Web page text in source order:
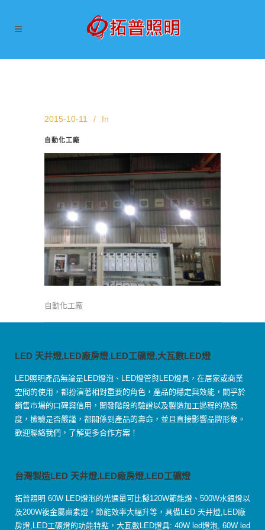
2015-10-11 In
自動化工廠
自動化工廠
LED 天井燈,LED廠房燈,LED工礦燈,大瓦數LED燈
LED照明產品無論是LED燈泡、LED燈管與LED燈具，在居家或商業
空間的使用，都扮演著相對重要的角色，產品的穩定與效能，關乎於
銷售市場的口碑與信用，開發階段的驗證以及製造加工過程的熟悉
度，檢驗是否嚴謹，都關係到產品的壽命，並且直接影響品牌形象。
歡迎聯絡我們，了解更多合作方案！
台灣製造LED 天井燈,LED廠房燈,LED工礦燈
拓普照明 60W LED燈泡的光通量可比擬120W節能燈、500W水銀燈以
及200W複金屬鹵素燈，節能效率大幅升等，具備LED 天井燈,LED廠
房燈,LED工礦燈的功能特點，大瓦數LED燈具: 40W led燈泡, 60W led